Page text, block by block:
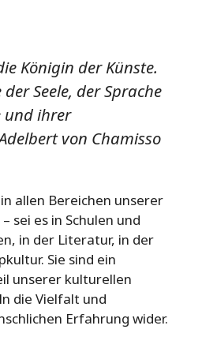
Königin der Künste.
Seele, der Sprache
und ihrer
von Chamisso
allen Bereichen unserer
sei es in Schulen und
in der Literatur, in der
Sie sind ein
unserer kulturellen
die Vielfalt und
Erfahrung wider.